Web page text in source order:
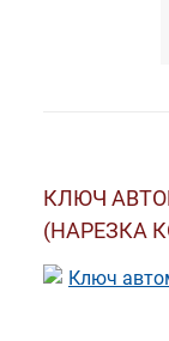
КЛЮЧ
(НАРЕЗКА